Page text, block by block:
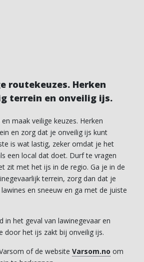
routekeuzes. Herken
terrein en onveilig ijs.
maak veilige keuzes. Herken
en zorg dat je onveilig ijs kunt
is wat lastig, zeker omdat je het
een local dat doet. Durf te vragen
zit met het ijs in de regio. Ga je in de
terrein, zorg dan dat je
en sneeuw en ga met de juiste
in het geval van lawinegevaar en
door het ijs zakt bij onveilig ijs.
of de website Varsom.no om